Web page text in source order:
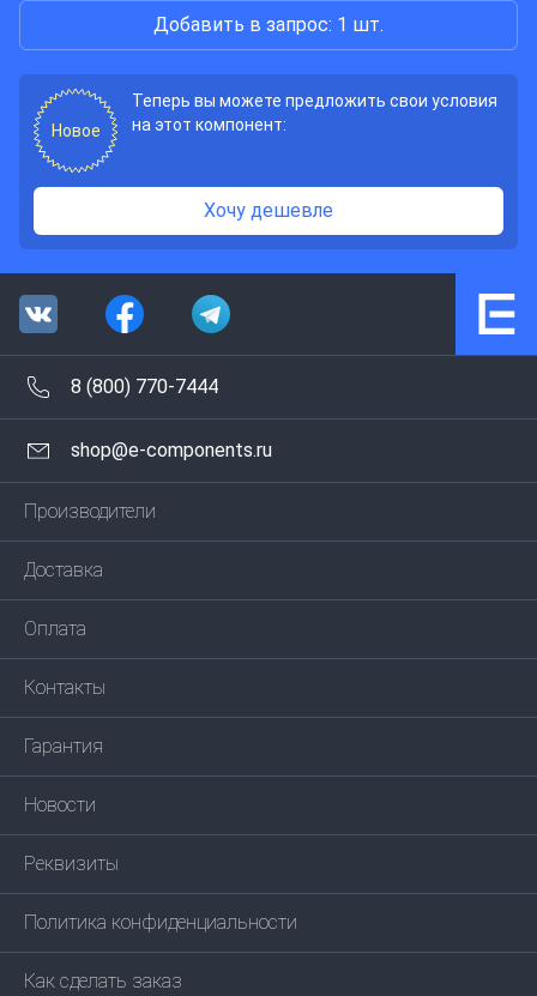
Добавить в запрос: 1 шт.
Новое
Теперь вы можете предложить свои условия
на этот компонент:
Хочу дешевле
8 (800) 770-7444
shop@e-components.ru
Производители
Доставка
Оплата
Контакты
Гарантия
Новости
Реквизиты
Политика конфиденциальности
Как сделать заказ